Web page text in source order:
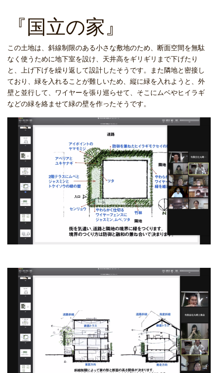
『国立の家』
この土地は、斜線制限のある小さな敷地のため、断面空間を無駄
なく使うために地下室を設け、天井高をギリギリまで下げたり
と、上げ下げを繰り返して設計したそうです。また隣地と密接し
ており、緑を入れることが難しいため、縦に緑を入れようと、外
壁と並行して、ワイヤーを張り巡らせて、そこにムベやヒイラギ
などの緑を絡ませて緑の壁を作ったそうです。